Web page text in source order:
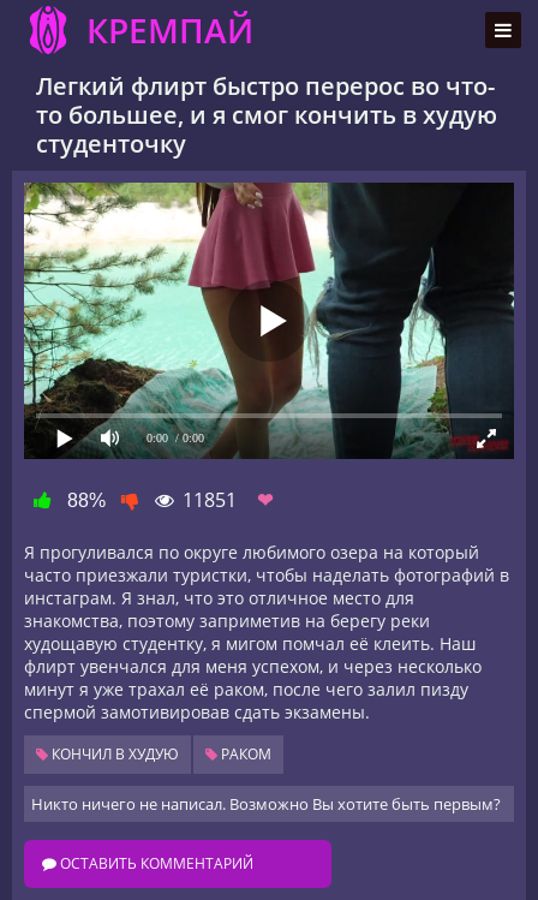
КРЕМПАЙ
Легкий флирт быстро перерос во что-
то большее, и я смог кончить в худую
студенточку
0:00 / 0:00
88% 11851 ❤
Я прогуливался по округе любимого озера на который
часто приезжали туристки, чтобы наделать фотографий в
инстаграм. Я знал, что это отличное место для
знакомства, поэтому заприметив на берегу реки
худощавую студентку, я мигом помчал её клеить. Наш
флирт увенчался для меня успехом, и через несколько
минут я уже трахал её раком, после чего залил пизду
спермой замотивировав сдать экзамены.
КОНЧИЛ В ХУДУЮ РАКОМ
Никто ничего не написал. Возможно Вы хотите быть первым?
ОСТАВИТЬ КОММЕНТАРИЙ